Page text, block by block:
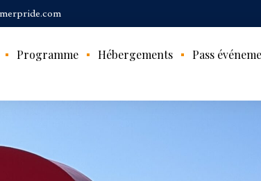
Programme Hébergements Pass